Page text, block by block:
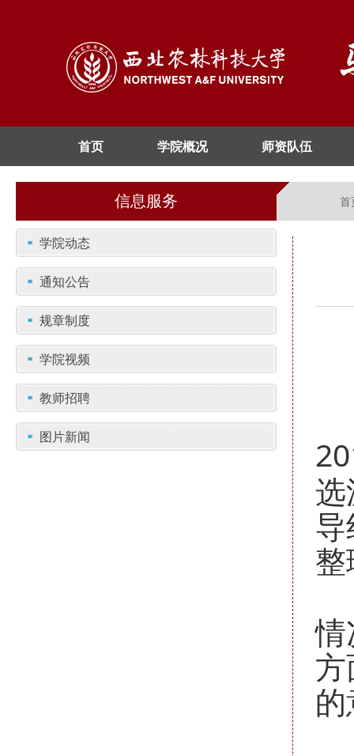
首页 学院概况 师资队伍
信息服务 首
学院动态
通知公告
规章制度
学院视频
教师招聘
图片新闻
选
导
整
情
方